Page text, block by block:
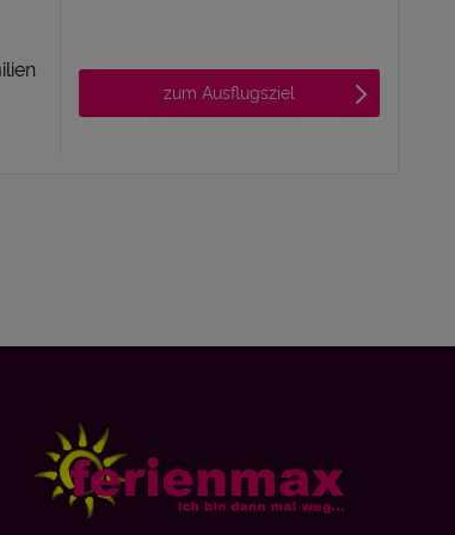
zum Ausflugsziel